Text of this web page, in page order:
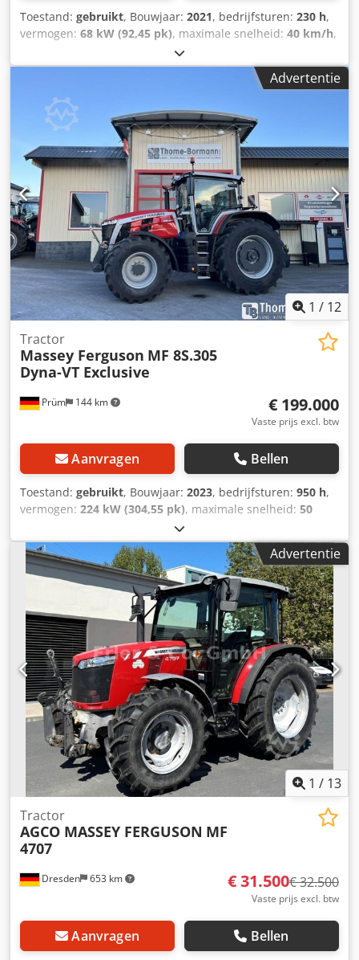
Toestand: gebruikt, Bouwjaar: 2021, bedrijfsturen: 230 h,
vermogen: 68 kW (92,45 pk), maximale snelheid: 40 km/h,
380/70 R24 | 0%
R34 | 0%, bandenmaten:480/70 R34, Banden (voor):
380/70 R24, banden (achter): 480/70 R34, draaiuren: 230,
eerste registratie: 15-12-2023. Machine met eerste
registratie: 12-2023. Draaiuren: ca. 230.
Standaarduitvoering/technische gegevens: Motor,
nominaal vermogen (ISO): 68/92 kW/pk, maximaal
vermogen: 70/95 kW/pk bij 2000 tpm, maximaal koppel:
355 Nm bij 1600 tpm. Fabrikant/type: Agco Power / AP 33
AWIC. Milieuvriendelijke motor, 3 cilinders / 3,3 l, Stage V,
DOC&SCR, AdBlue-tank met 15 liter, zonder
uitlaatgasrecirculatie, zonder roetfilter. Verticale uitlaat:
aan de rechterkant, voor de A-stijl van de cabine.
Brandstoftankinhoud: 120 liter. Transmissie: 12/12
versnellingen. Cjdpfxozpcuye Ag Deha
Advertentie
1 / 12
Prüm 144 km
Tractor
Massey Ferguson MF 8S.305
Dyna-VT Exclusive
€ 199.000
Vaste prijs excl. btw
Aanvragen Bellen
Toestand: gebruikt, Bouwjaar: 2023, bedrijfsturen: 950 h,
vermogen: 224 kW (304,55 pk), maximale snelheid: 50
600/70 R30 | 0%
710/70 R42 | 0%, bandenmaten:710/70 R42, aantal
bedden:43, Banden (voor): 600/70 R30, banden (achter):
710/70 R42, bedrijfsuren: 950, eerste registratie:
19.12.2024. Prijs: 199.000,00 euro (exclusief btw). Eerste
registratie: 19.12.2024, bedrijfsuren: ca. 850.
Basisuitrusting/technische gegevens: Chjdpjw E N Tdsfx Ag
Dja MOTOR: * Maximaal vermogen: 224/305 kW/pk (ISO
14396) * Maximaal koppel: 1280 Nm * 6 cilinders, 7,4 liter
AGCO Power - 74 LFNT-5D, CR, 4V * Emissienorm
(DOC+SC+SCR) zonder uitlaatgasrecirculatie, fase 5 *
Elektronische motorbesturing met Vistronic-
ventilatorregeling * Motortoerentalgeheugen * Powercore
motorluchtfilter met voorfilter voor grove verontreiniging *
EasyCare koelerpakket * Extra brandstofforfilter met
waterafscheider * 500 liter brandstoftank
Advertentie
1 / 13
Dresden 653 km
Tractor
AGCO MASSEY FERGUSON MF
4707
€ 31.500€ 32.500
Vaste prijs excl. btw
Aanvragen Bellen